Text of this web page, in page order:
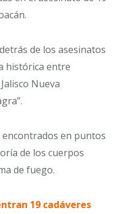
de los asesinatos
histórica entre
Nueva
en puntos
de los cuerpos
de fuego.
19 cadáveres